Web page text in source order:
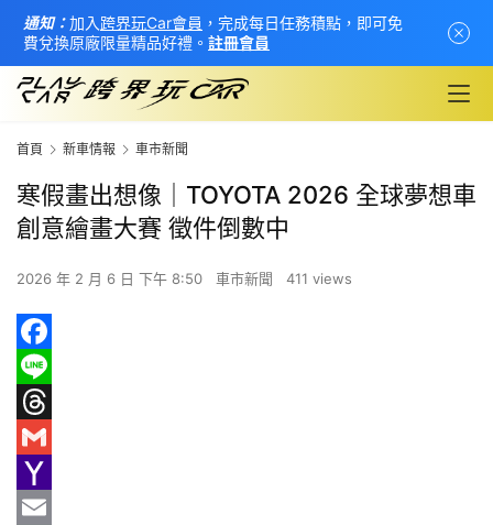
首
頁
新
車
首頁 新車情報 車市新聞
寒假畫出想像｜TOYOTA 2026 全球夢想車
創意繪畫大賽 徵件倒數中
2026 年 2 月 6 日 下午 8:50 車市新聞 411 views
F
a
c
b
L
e
T
r
G
m
Y
通知：加入 跨界玩Car會員 ，完成每日任務積點，即可免
費兌換原廠限量精品好禮。 註冊會員